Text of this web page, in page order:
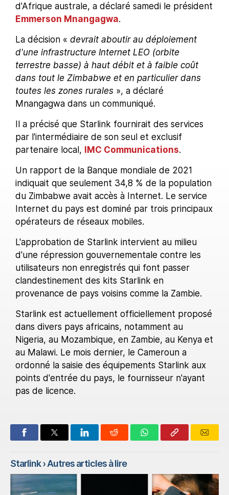
d'Afrique australe, a déclaré samedi le président
Emmerson Mnangagwa.
La décision « devrait aboutir au déploiement
d'une infrastructure Internet LEO (orbite
terrestre basse) à haut débit et à faible coût
dans tout le Zimbabwe et en particulier dans
toutes les zones rurales », a déclaré
Mnangagwa dans un communiqué.
Il a précisé que Starlink fournirait des services
par l'intermédiaire de son seul et exclusif
partenaire local,
IMC Communications.
Un rapport de la Banque mondiale de 2021
indiquait que seulement 34,8 % de la population
du Zimbabwe avait accès à Internet. Le service
Internet du pays est dominé par trois principaux
opérateurs de réseaux mobiles.
L'approbation de Starlink intervient au milieu
d'une répression gouvernementale contre les
utilisateurs non enregistrés qui font passer
clandestinement des kits Starlink en
provenance de pays voisins comme la Zambie.
Starlink est actuellement officiellement proposé
dans divers pays africains, notamment au
Nigeria, au Mozambique, en Zambie, au Kenya et
au Malawi. Le mois dernier, le Cameroun a
ordonné la saisie des équipements Starlink aux
points d'entrée du pays, le fournisseur n'ayant
pas de licence.
Starlink› Autres articles à lire